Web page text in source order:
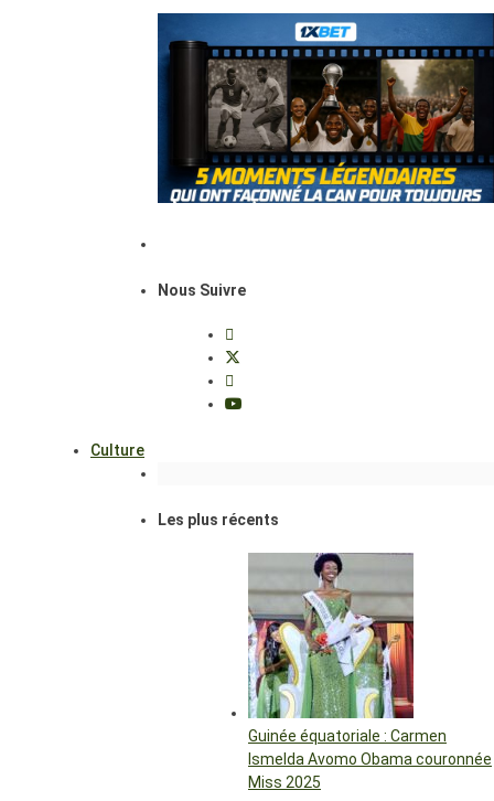
Nous Suivre
Culture
Les plus récents
Guinée équatoriale : Carmen
Ismelda Avomo Obama couronnée
Miss 2025